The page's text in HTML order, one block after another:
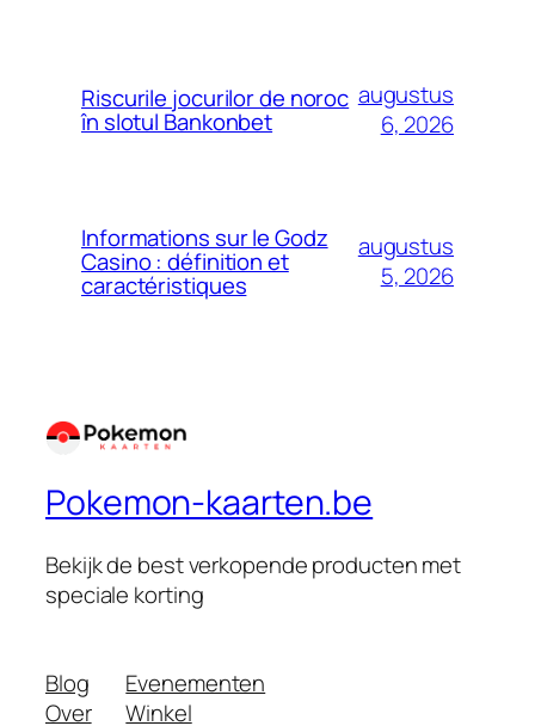
Riscurile jocurilor de noroc
în slotul Bankonbet
augustus
6, 2026
Informations sur le Godz
Casino : définition et
caractéristiques
augustus
5, 2026
Pokemon-kaarten.be
Bekijk de best verkopende producten met
speciale korting
Blog
Over
Evenementen
Winkel